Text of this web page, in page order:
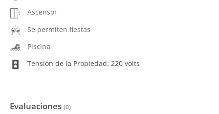
Ascensor
Se permiten fiestas
Piscina
Tensión de la Propiedad: 220 volts
Evaluaciones (0)